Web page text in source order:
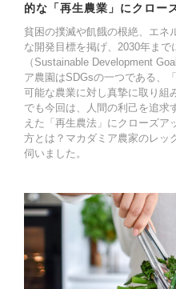
的な「再生農業」にクロー
貧困の撲滅や飢餓の根絶、エネ
な開発目標を掲げ、2030年ま
（Sustainable Development
ア農園はSDGsの一つである、
可能な農業に対し真摯に取り組
でも今回は、人間の利己を追求
えた「再生農法」にクローズア
方とは？マカダミア農家のレッ
伺いました。